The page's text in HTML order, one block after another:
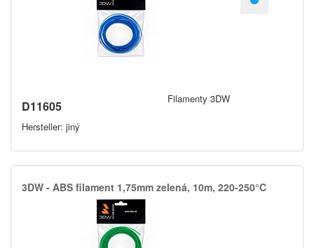
D11605
Hersteller: jiný
Filamenty 3DW
3DW -​ ABS filament 1,​75mm zelená,​ 10m,​ 220-250°C